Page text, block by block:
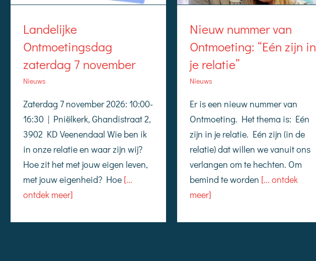
Landelijke
Ontmoetingsdag
zaterdag 7 november
Nieuws
Zaterdag 7 november 2026: 10:00-
16:30 | Pniëlkerk, Ghandistraat 2,
3902 KD Veenendaal Wie ben ik
in onze relatie en waar zijn wij?
Hoe zit het met jouw eigen leven,
met jouw eigenheid? Hoe [...
ontdek meer]
Nieuw nummer van
Ontmoeting: “Eén zijn in
je relatie”
Nieuws
Er is een nieuw nummer van
Ontmoeting. Het thema is: Eén
zijn in je relatie. Eén zijn (in de
relatie) dat willen we vanuit ons
verlangen om te hechten. Om
bemind te worden [... ontdek
meer]